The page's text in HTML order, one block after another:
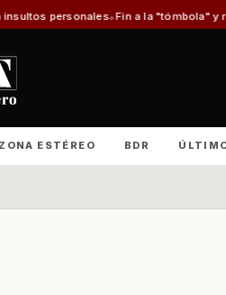
Fin a la "tómbola" y retorno del mérito
ZONA ESTÉREO BDR